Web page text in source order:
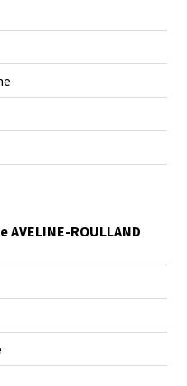
AVELINE-ROULLAND